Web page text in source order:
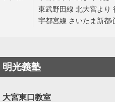
東武野田線 北大宮より
宇都宮線 さいたま新都
明光義塾
大宮東口教室